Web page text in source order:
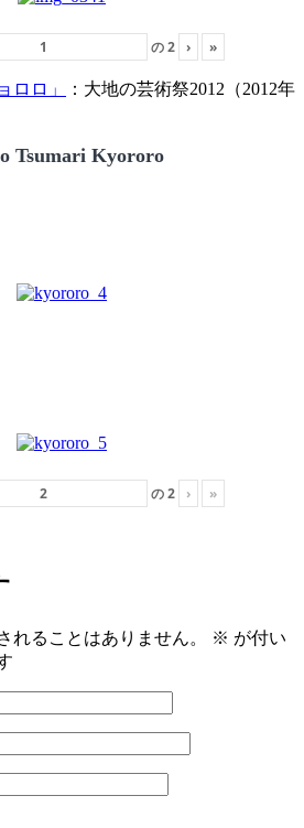
の2 › »
ロロ」
：大地の芸術祭2012（2012年
Tsumari Kyororo
の2 › »
れることはありません。 ※ が付い